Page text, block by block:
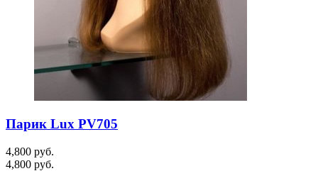
Парик Lux PV705
4,800 руб.
4,800 руб.